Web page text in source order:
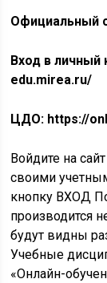
Официальный
Вход в личный
edu.mirea.ru/
ЦДО: https://
Войдите на
своими
кнопку ВХОД
производится
будут видны
Учебные
«Онлайн-